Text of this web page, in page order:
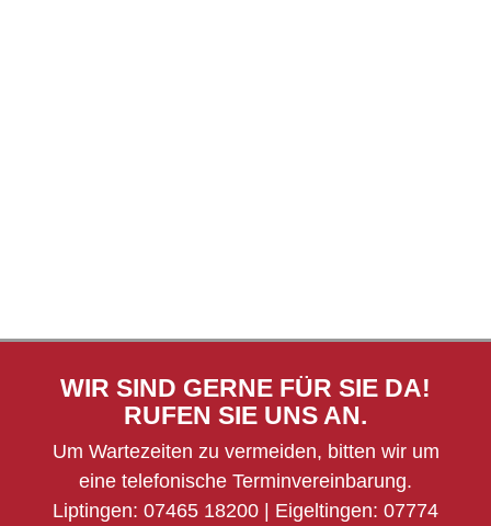
WIR SIND GERNE FÜR SIE DA!
RUFEN SIE UNS AN.
Um Wartezeiten zu vermeiden, bitten wir um
eine telefonische Terminvereinbarung.
Liptingen: 07465 18200 | Eigeltingen: 07774